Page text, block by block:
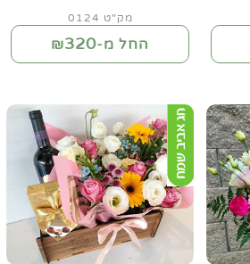
מק"ט 0124
החל מ-₪320